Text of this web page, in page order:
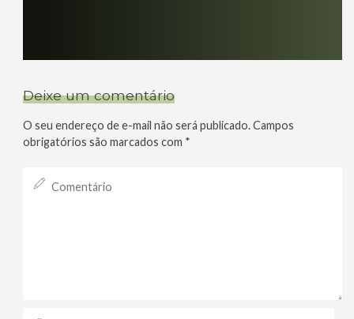
Deixe um comentário
O seu endereço de e-mail não será publicado.Campos
obrigatórios são marcados com *